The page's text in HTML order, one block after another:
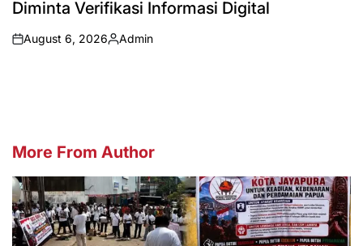
Diminta Verifikasi Informasi Digital
on
August 6, 2026
Posted
Admin
More From Author